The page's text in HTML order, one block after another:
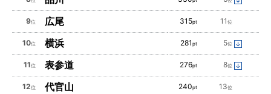
9位 広尾 315pt 11 位
10位 横浜 281 pt 5位
11位 表参道 276pt 8位
12位 代官山 240pt 13位